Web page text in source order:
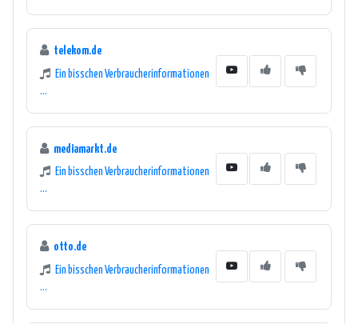
telekom.de
Ein bisschen Verbraucherinformationen
...
mediamarkt.de
Ein bisschen Verbraucherinformationen
...
otto.de
Ein bisschen Verbraucherinformationen
...